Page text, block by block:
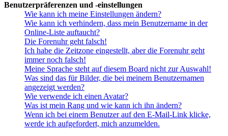
Benutzerpräferenzen und -einstellungen
Wie kann ich meine Einstellungen ändern?
Wie kann ich verhindern, dass mein Benutzername in der
Online-Liste auftaucht?
Die Forenuhr geht falsch!
Ich habe die Zeitzone eingestellt, aber die Forenuhr geht
immer noch falsch!
Meine Sprache steht auf diesem Board nicht zur Auswahl!
Was sind das für Bilder, die bei meinem Benutzernamen
angezeigt werden?
Wie verwende ich einen Avatar?
Was ist mein Rang und wie kann ich ihn ändern?
Wenn ich bei einem Benutzer auf den E-Mail-Link klicke,
werde ich aufgefordert, mich anzumelden.